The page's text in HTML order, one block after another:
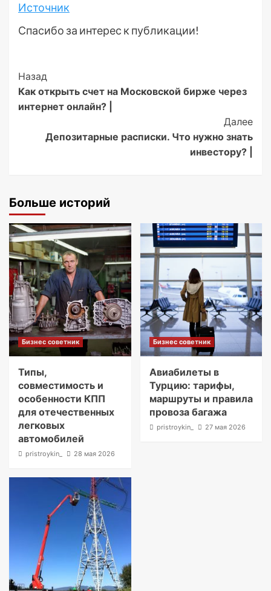
Источник
Спасибо за интерес к публикации!
Post
Navigation
Назад
Как открыть счет на Московской бирже через
интернет онлайн? |
Далее
Депозитарные расписки. Что нужно знать
инвестору? |
Больше историй
Бизнес советник
Типы,
совместимость и
особенности КПП
для отечественных
легковых
автомобилей
pristroykin_ 28 мая 2026
Бизнес советник
Авиабилеты в
Турцию: тарифы,
маршруты и правила
провоза багажа
pristroykin_ 27 мая 2026